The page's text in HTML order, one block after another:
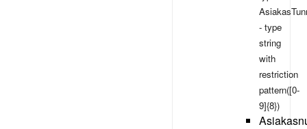
- type
string
with
restriction
pattern([0-
9]{8})